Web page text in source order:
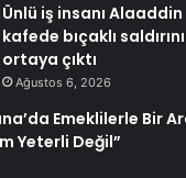
Ünlü iş insanı Alaaddin
kafede bıçaklı
ortaya çıktı
Ağustos 6, 2026
Emeklilerle Bir
Yeterli Değil”